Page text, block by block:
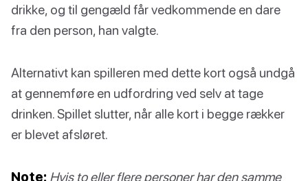
drikke, og til gengæld får vedkommende en dare
fra den person, han valgte.
Alternativt kan spilleren med dette kort også undgå
at gennemføre en udfordring ved selv at tage
drinken. Spillet slutter, når alle kort i begge rækker
er blevet afsløret.
Note: Hvis to eller flere personer har den samme